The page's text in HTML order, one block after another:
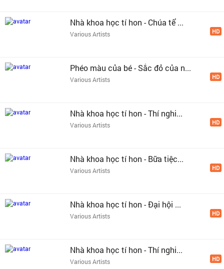
Nhà khoa học tí hon - Chúa tể ...
Various Artists HD
Phéo màu của bé - Sắc đỏ của n...
Various Artists HD
Nhà khoa học tí hon - Thí nghi...
Various Artists HD
Nhà khoa học tí hon - Bữa tiệc...
Various Artists HD
Nhà khoa học tí hon - Đại hội ...
Various Artists HD
Nhà khoa học tí hon - Thí nghi...
Various Artists HD